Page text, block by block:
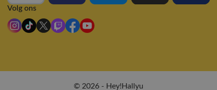
Volg ons
© 2026 - Hey!Hallyu